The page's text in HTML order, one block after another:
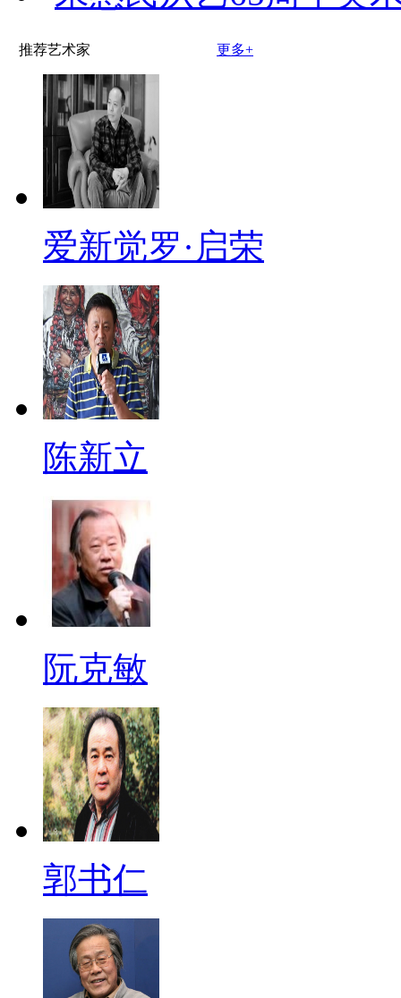
推荐艺术家 更多+
爱新觉罗·启荣
陈新立
阮克敏
郭书仁